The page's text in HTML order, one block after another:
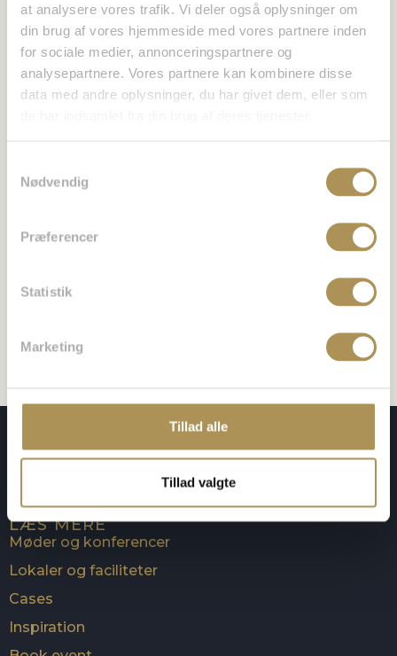
at analysere vores trafik. Vi deler også oplysninger om
din brug af vores hjemmeside med vores partnere inden
for sociale medier, annonceringspartnere og
analysepartnere. Vores partnere kan kombinere disse
data med andre oplysninger, du har givet dem, eller som
Nødvendig
Præferencer
Statistik
Marketing
Tillad alle
Tillad valgte
Navn *
Websted
Brøndby IF
LÆS MERE
Møder og konferencer
Lokaler og faciliteter
Cases
Inspiration